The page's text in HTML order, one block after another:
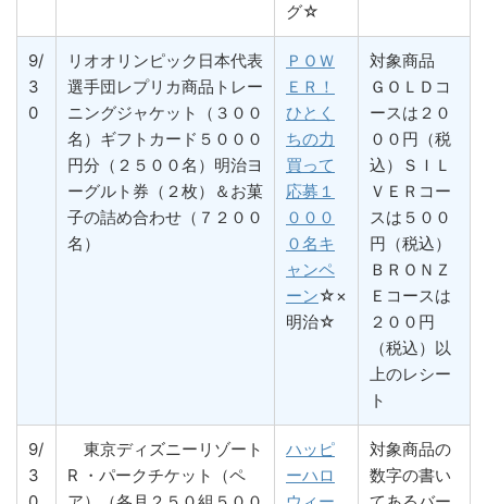
グ☆
9/
3
0
リオオリンピック日本代表
選手団レプリカ商品トレー
ニングジャケット（３００
名）ギフトカード５０００
円分（２５００名）明治ヨ
ーグルト券（２枚）＆お菓
子の詰め合わせ（７２００
名）
ＰＯＷ
ＥＲ！
ひとく
ちの力
買って
応募１
０００
０名キ
ャンペ
ーン☆×
明治☆
対象商品
ＧＯＬＤコ
ースは２０
００円（税
込）ＳＩＬ
ＶＥＲコー
スは５００
円（税込）
ＢＲＯＮＺ
Ｅコースは
２００円
（税込）以
上のレシー
ト
9/
3
東京ディズニーリゾート
R ・パークチケット（ペ
ハッピ
ーハロ
対象商品の
数字の書い